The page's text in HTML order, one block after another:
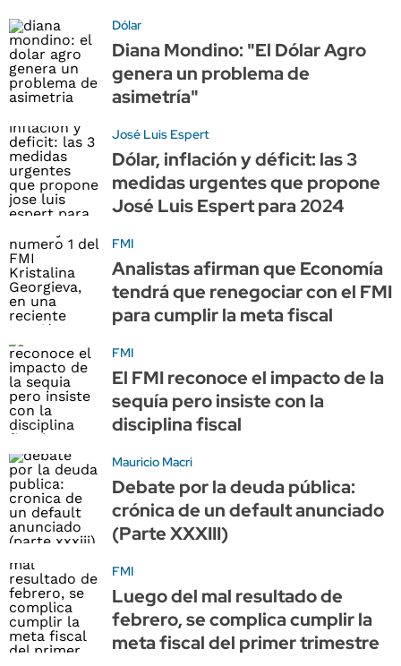
Dólar
Diana Mondino: "El Dólar Agro
genera un problema de
asimetría"
José Luis Espert
Dólar, inflación y déficit: las 3
medidas urgentes que propone
José Luis Espert para 2024
FMI
Analistas afirman que Economía
tendrá que renegociar con el FMI
para cumplir la meta fiscal
FMI
El FMI reconoce el impacto de la
sequía pero insiste con la
disciplina fiscal
Mauricio Macri
Debate por la deuda pública:
crónica de un default anunciado
(Parte XXXIII)
FMI
Luego del mal resultado de
febrero, se complica cumplir la
meta fiscal del primer trimestre